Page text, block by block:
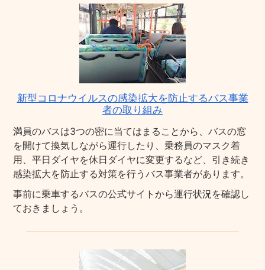
新型コロナウイルスの感染拡大を防止するバス事業
者の取り組み
満員のバスは3つの密に当てはまることから、バスの窓
を開けて換気しながら運行したり、乗務員のマスク着
用、平日ダイヤを休日ダイヤに変更するなど、引き続き
感染拡大を防止する対策を行うバス事業者があります。
事前に乗車するバスの公式サイトから運行状況を確認し
ておきましょう。